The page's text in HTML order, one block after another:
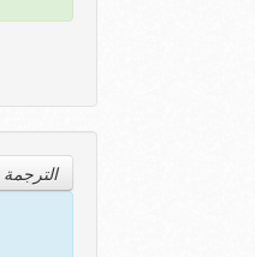
الترجمة Translation